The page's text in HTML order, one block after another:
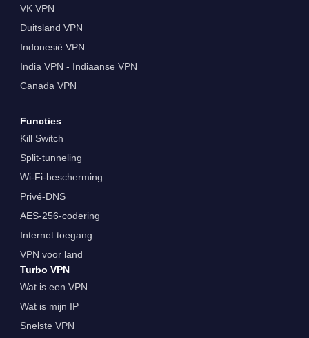
VK VPN
Duitsland VPN
Indonesië VPN
India VPN - Indiaanse VPN
Canada VPN
Functies
Kill Switch
Split-tunneling
Wi-Fi-bescherming
Privé-DNS
AES-256-codering
Internet toegang
VPN voor land
Turbo VPN
Wat is een VPN
Wat is mijn IP
Snelste VPN